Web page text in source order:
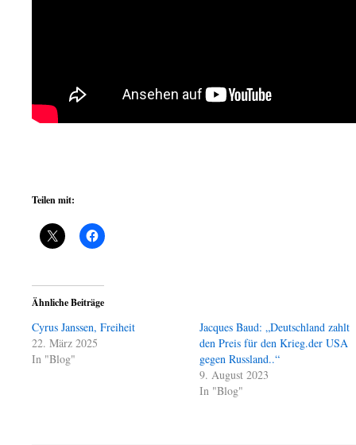
Teilen mit:
Ähnliche Beiträge
Cyrus Janssen, Freiheit
22. März 2025
In "Blog"
Jacques Baud: „Deutschland zahlt
den Preis für den Krieg.der USA
gegen Russland..“
9. August 2023
In "Blog"